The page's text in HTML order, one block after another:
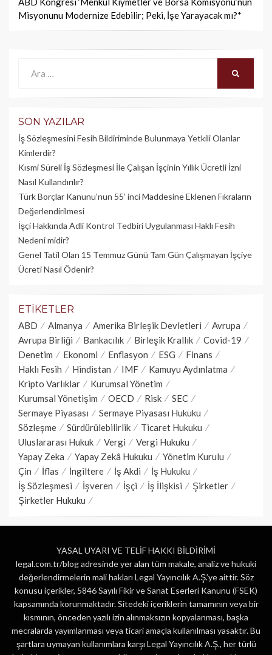
Misyonunu Modernize Edebilir; Peki, İşe Yarayacak mı?*
SON YAZILAR
İş Sözleşmesini Fesih Bildiriminde Bulunmaya Yetkili Olanlar
Kimlerdir?
Kısmi Süreli İş Sözleşmesi İle Çalışan İşçinin Yıllık Üc­retli İzni
Nasıl Kullandırılır?
Türk Borçlar Kanunu’nun 55’ inci Maddesine Eklenen Fıkraların
Değerlendirilmesi
İşçi Hakkında Adli Kontrol Tedbiri Uygulanması Haklı Fesih
Nedeni midir?
Genel Tatil Olan 15 Temmuz Günü Tam Gün Çalışmayan İşçiye
Ücreti Nasıl Ödenir?
ETIKETLER
ABD Almanya Amerika Birleşik Devletleri
Avrupa
Avrupa Birliği
Bankacılık Birleşik Krallık
Covid-19
Denetim
Ekonomi Enflasyon ESG
Finans
Haklı Fesih
Hindistan IMF
Kamuyu Aydınlatma
Kripto Varlıklar
Kurumsal Yönetim
Kurumsal Yönetişim
OECD Risk
SEC
Sermaye Piyasası
Sermaye Piyasası Hukuku
Sözleşme
Sürdürülebilirlik
Ticaret Hukuku
Uluslararası Hukuk
Vergi
Vergi Hukuku
Yapay Zeka
Yapay Zekâ Hukuku
Yönetim Kurulu
Çin
İflas İngiltere İş Akdi
İş Hukuku
İş Sözleşmesi
İşveren İşçi İş İlişkisi
Şirketler
Şirketler Hukuku
YASAL UYARI VE TELİF HAKKI BİLDİRİMİ
legal.com.tr/blog adresinde yer alan tüm makale, analiz ve hukuki
değerlendirmelerin mali hakları Legal Yayıncılık A.Ş.’ye aittir. Söz
konusu içerikler, 5846 Sayılı Fikir ve Sanat Eserleri Kanunu (FSEK)
kapsamında korunmaktadır. Sitedeki içeriklerin tamamının veya bir
kısmının, önceden yazılı izin alınmaksızın kopyalanması, başka
mecralarda yayımlanması veya ticari amaçla kullanılması yasaktır. Bu
şartlara uymayan kullanımlara karşı Legal Yayıncılık A.Ş., her türlü